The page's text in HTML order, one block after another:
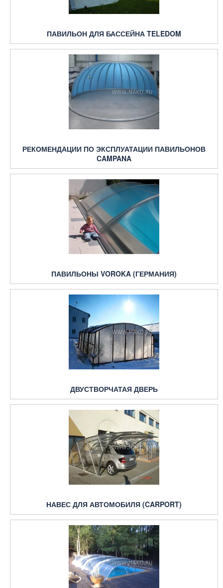
ПАВИЛЬОН ДЛЯ БАССЕЙНА TELEDOM
РЕКОМЕНДАЦИИ ПО ЭКСПЛУАТАЦИИ ПАВИЛЬОНОВ
CAMPANA
ПАВИЛЬОНЫ VOROKA (ГЕРМАНИЯ)
ДВУСТВОРЧАТАЯ ДВЕРЬ
НАВЕС ДЛЯ АВТОМОБИЛЯ (CARPORT)